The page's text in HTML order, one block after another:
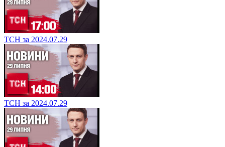
ТСН за 2024.07.29
ТСН за 2024.07.29